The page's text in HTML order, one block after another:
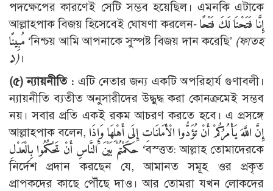
পদক্ষেপের কারণেই সেটি সম্ভব হয়েছিল। এমনকি এটাকে
আল্লাহ্পাক বিজয় হিসেবেই ঘোষণা করলেন- إِنَّا فَتَحْنَا لَكَ فَتْحًا
مُبِينًا ‘নিশ্চয় আমি আপনাকে সুস্পষ্ট বিজয় দান করেছি’ (ফাতহ
১)।
(৫) ন্যায়নীতি : এটি নেতার জন্য একটি অপরিহার্য গুণাবলী।
ন্যায়নীতি ব্যতীত অনুসারীদের উদ্ধুদ্ধ করা কোনক্রমেই সম্ভব
নয়। সবার প্রতি একই রকম আচরণ করতে হবে। এ প্রসঙ্গে
আল্লাহ্পাক বলেন, إِنَّ اللَّهَ يَأْمُرُكُمْ أَنْ تُؤَدُّوا الْأَمَانَاتِ إِلَى أَهْلِهَا وَإِذَا
‘বস্ত্তত: আল্লাহ তোমাদেরকে
নির্দেশ প্রদান করছেন যে, আমানত সমূহ ওর প্রকৃত
প্রাপকদের কাছে পৌঁছে দাও। আর তোমরা যখন লোকদের